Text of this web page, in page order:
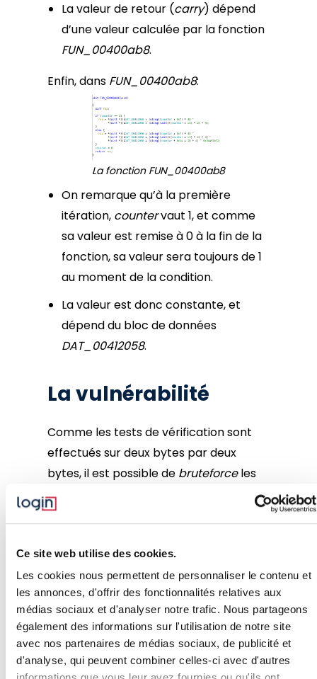
Ce site web utilise des cookies.
Les cookies nous permettent de personnaliser le contenu et
les annonces, d'offrir des fonctionnalités relatives aux
médias sociaux et d'analyser notre trafic. Nous partageons
également des informations sur l'utilisation de notre site
avec nos partenaires de médias sociaux, de publicité et
d'analyse, qui peuvent combiner celles-ci avec d'autres
La valeur de retour (carry) dépend
d’une valeur calculée par la fonction
FUN_00400ab8.
Enfin, dans FUN_00400ab8:
La fonction FUN_00400ab8
On remarque qu’à la première
itération, countervaut 1, et comme
sa valeur est remise à 0 à la fin de la
fonction, sa valeur sera toujours de 1
au moment de la condition.
La valeur est donc constante, et
dépend du bloc de données
DAT_00412058.
La vulnérabilité
Comme les tests de vérification sont
effectués sur deux bytes par deux
bytes, il est possible de bruteforceles
256*256 possibilités sur les 32 checks.
to_compare =
b''
to_compare =
[int.from_bytes(to_compare[ 4*i:
*
(i+
i
range(len(to_compare)//4)]